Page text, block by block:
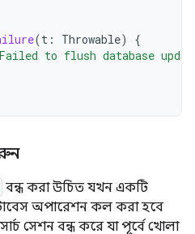
(t : Throwable)
{
to flush database
বন্ধ করা উচিত যখন একটি
অপারেশন কল করা হবে
সেশন বন্ধ করে যা পূর্বে খোলা